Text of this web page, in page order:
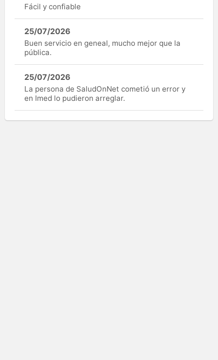
Fácil y confiable
25/07/2026
Buen servicio en geneal, mucho mejor que la
pública.
25/07/2026
La persona de SaludOnNet cometió un error y
en Imed lo pudieron arreglar.